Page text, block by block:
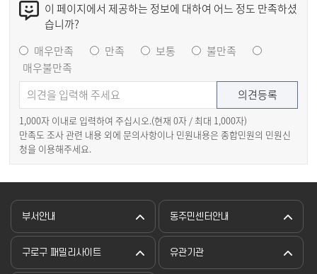
이 페이지에서 제공하는 정보에 대하여 어느 정도 만족하셨
습니까?
매우만족
만족 보통
불만족
매우불만족
1,000자 이내로 입력하여 주십시오.(현재 0자 / 최대 1,000자)
만족도 조사 관련 내용 외에 문의사항이나 민원내용은 종합민원의 민원신
청을 이용해주세요.
부서안내 동주민센터안내
구로구 패밀리사이트 유관기관